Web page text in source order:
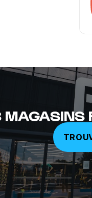
MAGASINS